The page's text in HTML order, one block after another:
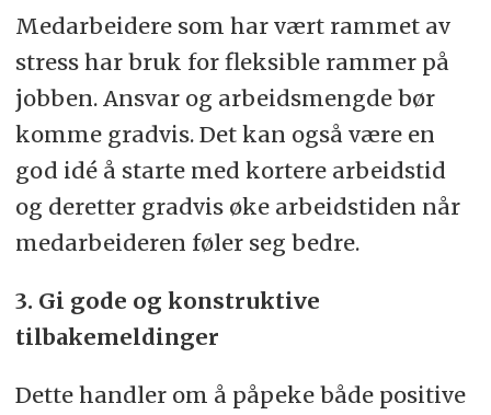
Medarbeidere som har vært rammet av
stress har bruk for fleksible rammer på
jobben. Ansvar og arbeidsmengde bør
komme gradvis. Det kan også være en
god idé å starte med kortere arbeidstid
og deretter gradvis øke arbeidstiden når
medarbeideren føler seg bedre.
3. Gi gode og konstruktive
tilbakemeldinger
Dette handler om å påpeke både positive